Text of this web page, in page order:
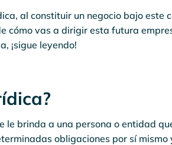
al constituir un negocio bajo este
cómo vas a dirigir esta futura
¡sigue leyendo!
le brinda a una persona o entidad
obligaciones por sí mismo